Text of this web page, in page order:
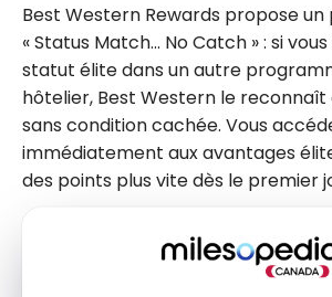
Best Western Rewards propose
« Status Match… No Catch » : si
statut élite dans un autre
hôtelier, Best Western le
sans condition cachée. Vous
immédiatement aux avantages
des points plus vite dès le premier
Pour en faire la demande, envoyez
contenant votre nom complet,